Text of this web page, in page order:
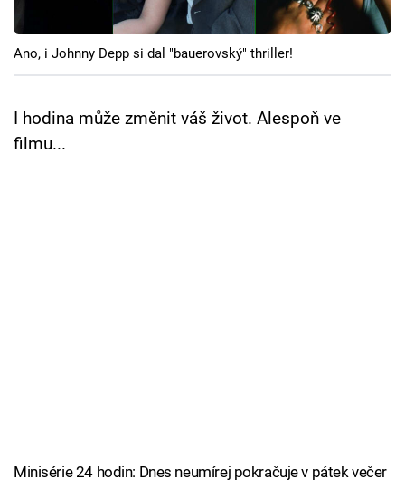
Cool Esport
Pořady
TV Program
Sledujte prima+
Ano, i Johnny Depp si dal "bauerovský" thriller!
I hodina může změnit váš život. Alespoň ve
filmu...
Minisérie 24 hodin: Dnes neumírej pokračuje v pátek večer